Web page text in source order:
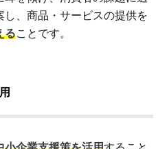
、商品・サービスの提供を
ることです。